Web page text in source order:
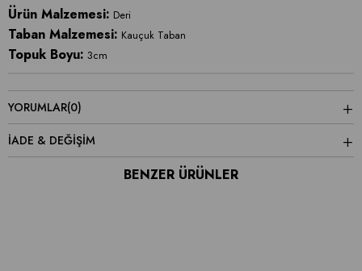
Ürün Malzemesi: Deri
Taban Malzemesi: Kauçuk Taban
Topuk Boyu: 3cm
YORUMLAR(0)
İADE & DEĞİŞİM
BENZER ÜRÜNLER